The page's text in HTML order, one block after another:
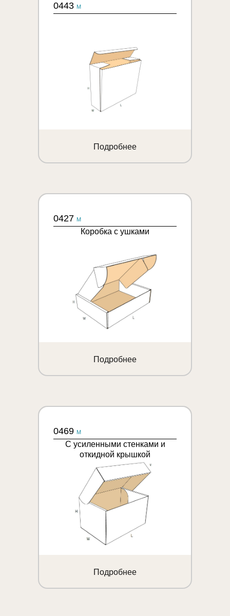
0443 M
Подробнее
0427 M
Коробка с ушками
Подробнее
0469 M
С усиленными стенками и
откидной крышкой
Подробнее